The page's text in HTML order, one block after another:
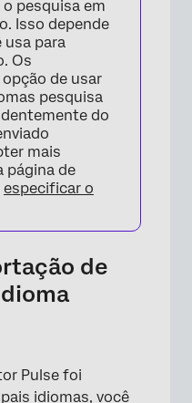
pesquisa em
Isso depende
usa para
Os
de usar
pesquisa
do
mais
página de
especificar o
de
Pulse foi
idiomas, você